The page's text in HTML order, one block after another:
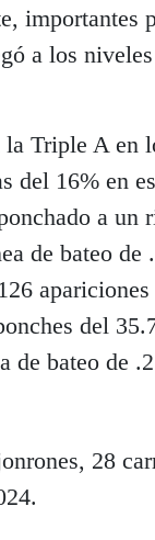
importantes
a los
Triple A en
del 16% en
a un
de bateo de
del
de bateo de
28